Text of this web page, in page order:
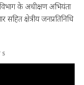
के अधीक्षण अभियंता
क्षेत्रीय जनप्रतिनिधि